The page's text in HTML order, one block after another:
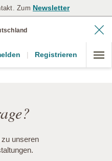
Zum Newsletter
| Registrieren
unseren